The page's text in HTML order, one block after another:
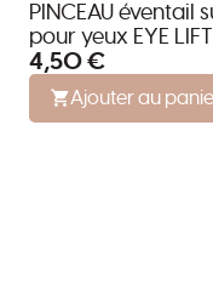
PINCEAU éventail
pour yeux EYE
BRUSH
4,50 €
Ajouter au